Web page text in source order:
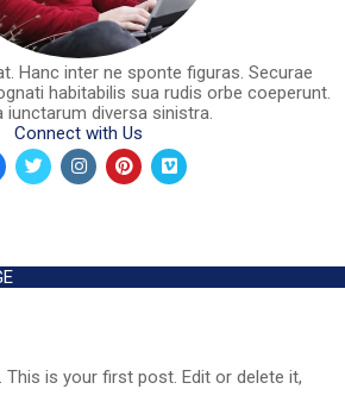
Hanc inter ne sponte figuras. Securae
habitabilis sua rudis orbe coeperunt.
iunctarum diversa sinistra.
Connect with Us
is your first post. Edit or delete it,